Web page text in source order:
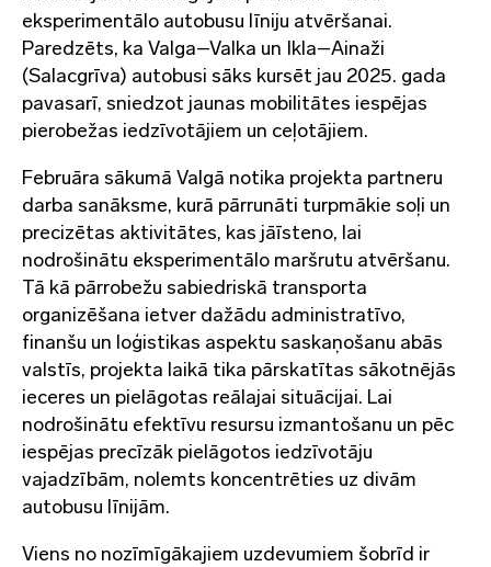
eksperimentālo autobusu līniju atvēršanai.
Paredzēts, ka Valga–Valka un Ikla–Ainaži
(Salacgrīva) autobusi sāks kursēt jau 2025. gada
pavasarī, sniedzot jaunas mobilitātes iespējas
pierobežas iedzīvotājiem un ceļotājiem.
Februāra sākumā Valgā notika projekta partneru
darba sanāksme, kurā pārrunāti turpmākie soļi un
precizētas aktivitātes, kas jāīsteno, lai
nodrošinātu eksperimentālo maršrutu atvēršanu.
Tā kā pārrobežu sabiedriskā transporta
organizēšana ietver dažādu administratīvo,
finanšu un loģistikas aspektu saskaņošanu abās
valstīs, projekta laikā tika pārskatītas sākotnējās
ieceres un pielāgotas reālajai situācijai. Lai
nodrošinātu efektīvu resursu izmantošanu un pēc
iespējas precīzāk pielāgotos iedzīvotāju
vajadzībām, nolemts koncentrēties uz divām
autobusu līnijām.
Viens no nozīmīgākajiem uzdevumiem šobrīd ir